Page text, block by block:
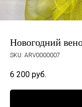
Новогодний
SKU: ARV0000007
6 200 руб.